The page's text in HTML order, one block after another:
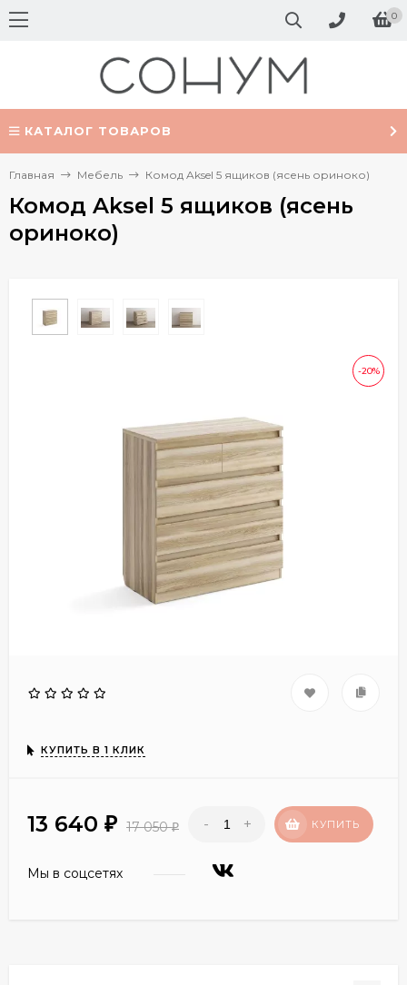
0
КАТАЛОГ ТОВАРОВ
Главная Мебель Комод Aksel 5 ящиков (ясень ориноко)
Комод Aksel 5 ящиков (ясень
ориноко)
-20%
КУПИТЬ В 1 КЛИК
13 640 ₽ 17 050₽ - + КУПИТЬ
Мы в соцсетях